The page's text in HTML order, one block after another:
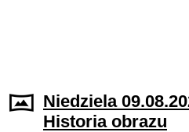
Niedziela
Historia obrazu